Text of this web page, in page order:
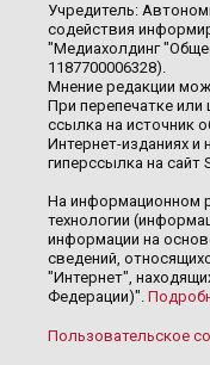
Учредитель:
содействия
"Медиахолдинг
1187700006328).
Мнение редакции
При перепечатке или
ссылка на источник
Интернет-изданиях и
гиперссылка на сайт
На информационном
технологии
информации на
сведений,
"Интернет",
Федерации)".
Пользовательское